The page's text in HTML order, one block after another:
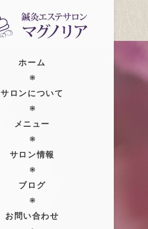
ホーム
サロンについて
メニュー
サロン情報
ブログ
お問い合わせ